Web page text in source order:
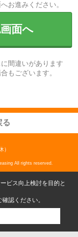
お進みください。
面へ
間違いがあります
もございます。
る
）
All rights reserved.
ビス向上検討を目的と
確認ください。